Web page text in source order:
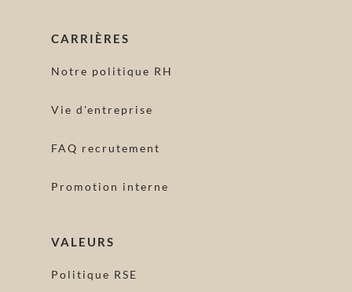
CARRIÈRES
Notre politique RH
Vie d'entreprise
FAQ recrutement
Promotion interne
VALEURS
Politique RSE